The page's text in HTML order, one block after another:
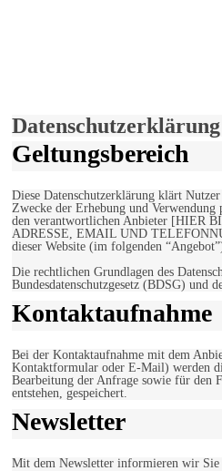
Datenschutzerklärung
Geltungsbereich
Diese Datenschutzerklärung klärt
Zwecke der Erhebung und Verwendung
den verantwortlichen Anbieter [HIER
ADRESSE, EMAIL UND
dieser Website (im folgenden
Die rechtlichen Grundlagen des
Bundesdatenschutzgesetz (BDSG) und
Kontaktaufnahme
Bei der Kontaktaufnahme mit dem
Kontaktformular oder E-Mail) werden
Bearbeitung der Anfrage sowie für den
entstehen, gespeichert.
Newsletter
Mit dem Newsletter informieren wir Sie